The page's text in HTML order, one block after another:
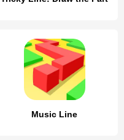
Music Line